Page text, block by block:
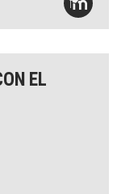
EL